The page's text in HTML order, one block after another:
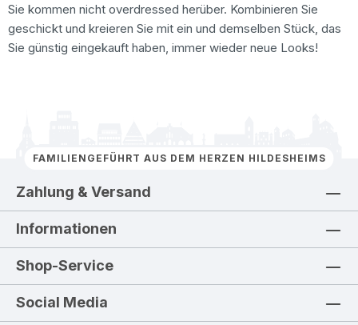
Sie kommen nicht overdressed herüber. Kombinieren Sie
geschickt und kreieren Sie mit ein und demselben Stück, das
Sie günstig eingekauft haben, immer wieder neue Looks!
FAMILIENGEFÜHRT AUS DEM HERZEN HILDESHEIMS
Zahlung & Versand
Informationen
Shop-Service
Social Media